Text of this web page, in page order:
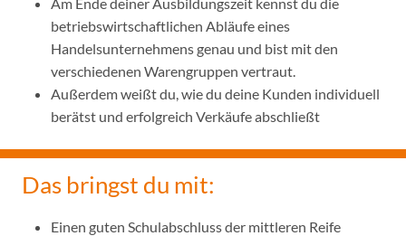
betriebswirtschaftlichen Abläufe eines
Handelsunternehmens genau und bist mit den
verschiedenen Warengruppen vertraut.
Außerdem weißt du, wie du deine Kunden individuell
berätst und erfolgreich Verkäufe abschließt
Das bringst du mit:
Einen guten Schulabschluss der mittleren Reife